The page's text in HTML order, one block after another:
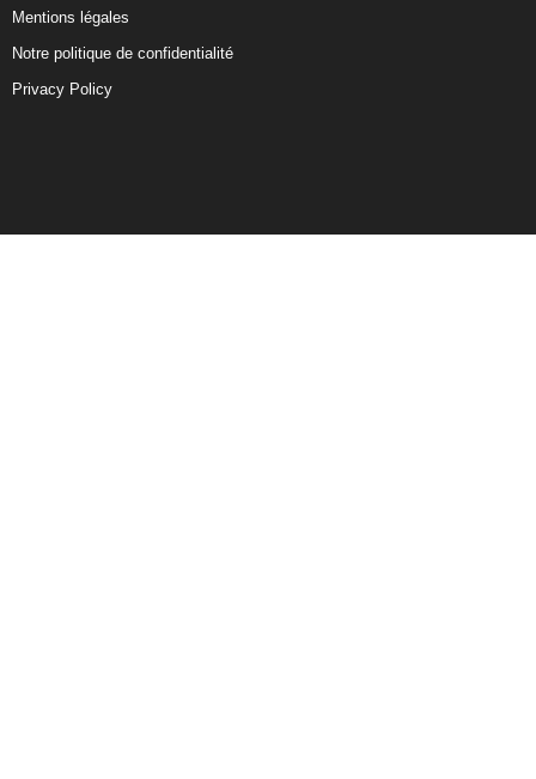
Mentions légales
Notre politique de confidentialité
Privacy Policy